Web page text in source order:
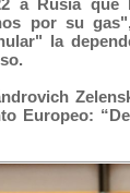
a Rusia
por su
la
Europeo: